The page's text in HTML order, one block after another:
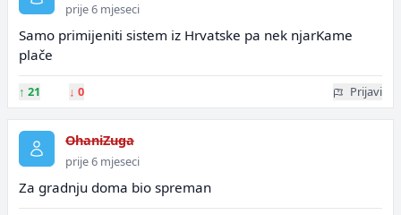
prije 6 mjeseci
Samo primijeniti sistem iz Hrvatske pa nek njarKame
plače
↑ 21 ↓ 0 Prijavi
OhaniZuga
prije 6 mjeseci
Za gradnju doma bio spreman